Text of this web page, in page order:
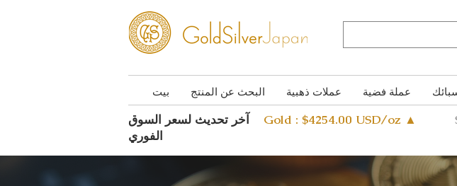
بيت البحث عن المنتج عملات ذهبية عملة فضية
آخر تحديث لسعر السوق
الفوري
Gold : $4254.00 USD/oz ▲